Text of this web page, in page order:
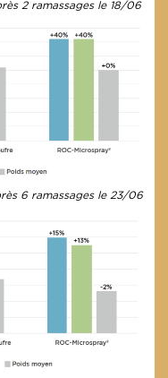
2 ramassages le 18/06
6 ramassages le 23/06